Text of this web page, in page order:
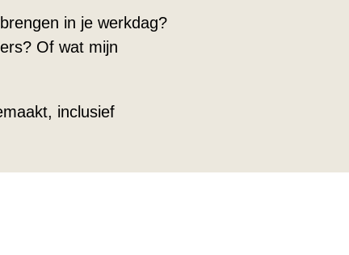
in je werkdag?
Of wat mijn
inclusief